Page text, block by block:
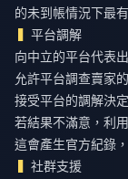
的未到帳情況下最
平台調解
向中立的平台代表
允許平台調查賣家
接受平台的調解決定
若結果不滿意，利
這會產生官方紀錄
社群支援